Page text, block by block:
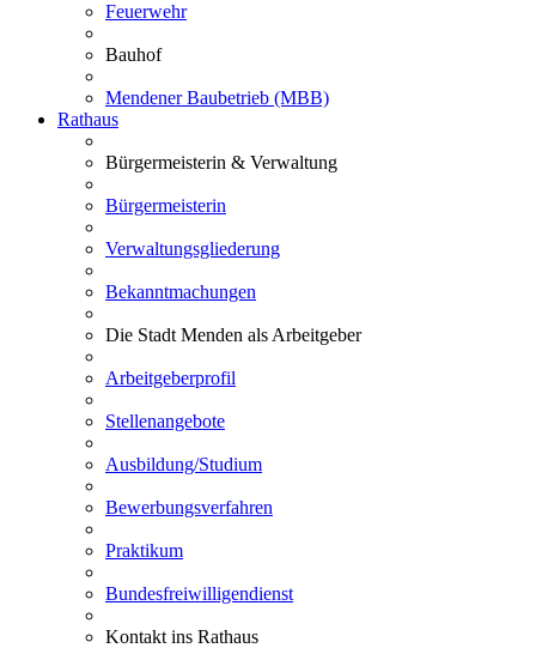
Feuerwehr
Bauhof
Mendener Baubetrieb (MBB)
Rathaus
Bürgermeisterin & Verwaltung
Bürgermeisterin
Verwaltungsgliederung
Bekanntmachungen
Die Stadt Menden als Arbeitgeber
Arbeitgeberprofil
Stellenangebote
Ausbildung/Studium
Bewerbungsverfahren
Praktikum
Bundesfreiwilligendienst
Kontakt ins Rathaus